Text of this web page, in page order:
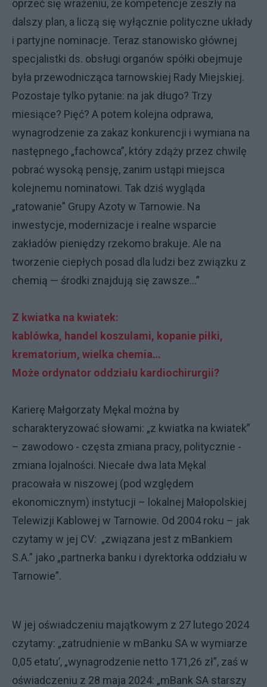
oprzeć się wrażeniu, że kompetencje zeszły na
dalszy plan, a liczą się wyłącznie polityczne układy
i partyjne nominacje. Teraz stanowisko głównej
specjalistki ds. obsługi organów spółki obejmuje
była przewodnicząca tarnowskiej Rady Miejskiej.
Pozostaje tylko pytanie: na jak długo? Trzy
miesiące? Pięć? A potem kolejna odprawa,
wynagrodzenie za zakaz konkurencji i wymiana na
następnego „fachowca”, który zdąży przez chwilę
pobrać wysoką pensję, zanim ustąpi miejsca
kolejnemu nominatowi. Tak dziś wygląda
„ratowanie” Grupy Azoty w Tarnowie. Na
inwestycje, modernizacje i realne wsparcie
zakładów pieniędzy rzekomo brakuje. Ale na
tworzenie ciepłych posad dla ludzi bez związku z
chemią — środki znajdują się zawsze…”
Z kwiatka na kwiatek:
kablówka, handel koszulami, kopanie piłki,
krematorium, wielka chemia…
Może ordynator oddziału kardiochirurgii?
Karierę Małgorzaty Mękal można by
scharakteryzować słowami: „z kwiatka na kwiatek”
– zawodowo - częsta zmiana pracy, politycznie -
zmiana lojalności. Niecałe dwa lata Mękal
pracowała w niszowej (pod względem
ekonomicznym) instytucji – lokalnej Małopolskiej
Telewizji Kablowej w Tarnowie. Od 2004 roku – jak
czytamy w jej CV: „związana jest z mBankiem
S.A.” jako „partnerka banku i dyrektorka oddziału w
Tarnowie”.
W jej oświadczeniu majątkowym z 27 lutego 2024
czytamy: „zatrudnienie w mBanku SA w wymiarze
0,05 etatu’, „wynagrodzenie netto 171,26 zł”, zaś w
oświadczeniu z 28 maja 2024: „mBank SA starszy